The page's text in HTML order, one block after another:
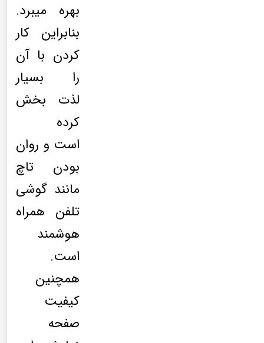
بهره میبرد.
بنابراین کار
کردن با آن
را بسیار
لذت بخش
کرده
است و روان
بودن تاچ
مانند گوشی
تلفن همراه
هوشمند
است.
همچنین
کیفیت
صفحه